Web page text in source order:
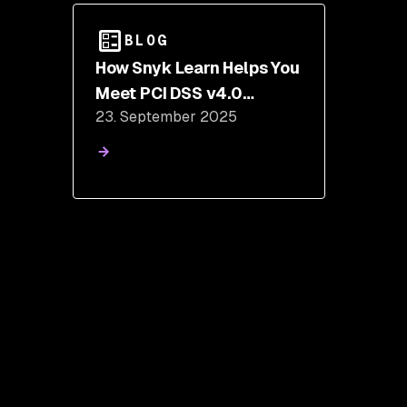
BLOG
How Snyk Learn Helps You
Meet PCI DSS v4.0
Developer Training
Requirements
23. September 2025